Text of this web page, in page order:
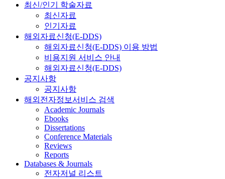
최신/인기 학술자료
최신자료
인기자료
해외자료신청(E-DDS)
해외자료신청(E-DDS) 이용 방법
비용지원 서비스 안내
해외자료신청(E-DDS)
공지사항
공지사항
해외전자정보서비스 검색
Academic Journals
Ebooks
Dissertations
Conference Materials
Reviews
Reports
Databases & Journals
전자저널 리스트